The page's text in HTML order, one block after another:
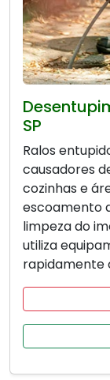
SP
Ralos
causadores
cozinhas e
escoamento
limpeza do
utiliza
rapidamente